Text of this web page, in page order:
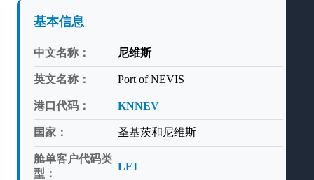
基本信息
中文名称： 尼维斯
英文名称： Port of NEVIS
港口代码： KNNEV
国家： 圣基茨和尼维斯
舱单客户代码类
型：
LEI